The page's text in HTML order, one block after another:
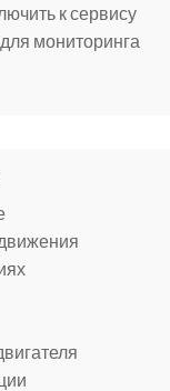
к сервису
мониторинга